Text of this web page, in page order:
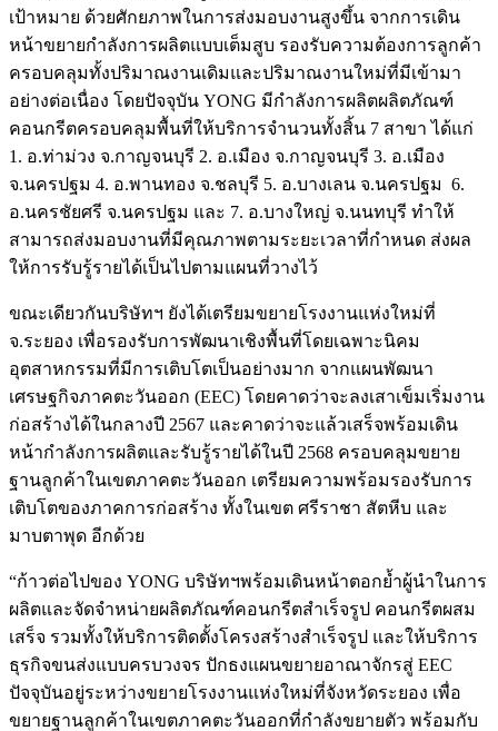
เป้าหมาย ด้วยศักยภาพในการส่งมอบงานสูงขึ้น จากการเดิน
หน้าขยายกำลังการผลิตแบบเต็มสูบ รองรับความต้องการลูกค้า
ครอบคลุมทั้งปริมาณงานเดิมและปริมาณงานใหม่ที่มีเข้ามา
อย่างต่อเนื่อง โดยปัจจุบัน YONG มีกำลังการผลิตผลิตภัณฑ์
คอนกรีตครอบคลุมพื้นที่ให้บริการจำนวนทั้งสิ้น 7 สาขา ได้แก่
1. อ.ท่าม่วง จ.กาญจนบุรี 2. อ.เมือง จ.กาญจนบุรี 3. อ.เมือง
จ.นครปฐม 4. อ.พานทอง จ.ชลบุรี 5. อ.บางเลน จ.นครปฐม 6.
อ.นครชัยศรี จ.นครปฐม และ 7. อ.บางใหญ่ จ.นนทบุรี ทำให้
สามารถส่งมอบงานที่มีคุณภาพตามระยะเวลาที่กำหนด ส่งผล
ให้การรับรู้รายได้เป็นไปตามแผนที่วางไว้
ขณะเดียวกันบริษัทฯ ยังได้เตรียมขยายโรงงานแห่งใหม่ที่
จ.ระยอง เพื่อรองรับการพัฒนาเชิงพื้นที่โดยเฉพาะนิคม
อุตสาหกรรมที่มีการเติบโตเป็นอย่างมาก จากแผนพัฒนา
เศรษฐกิจภาคตะวันออก (EEC) โดยคาดว่าจะลงเสาเข็มเริ่มงาน
ก่อสร้างได้ในกลางปี 2567 และคาดว่าจะแล้วเสร็จพร้อมเดิน
หน้ากำลังการผลิตและรับรู้รายได้ในปี 2568 ครอบคลุมขยาย
ฐานลูกค้าในเขตภาคตะวันออก เตรียมความพร้อมรองรับการ
เติบโตของภาคการก่อสร้าง ทั้งในเขต ศรีราชา สัตหีบ และ
มาบตาพุด อีกด้วย
“ก้าวต่อไปของ YONG บริษัทฯพร้อมเดินหน้าตอกย้ำผู้นำในการ
ผลิตและจัดจำหน่ายผลิตภัณฑ์คอนกรีตสำเร็จรูป คอนกรีตผสม
เสร็จ รวมทั้งให้บริการติดตั้งโครงสร้างสำเร็จรูป และให้บริการ
ธุรกิจขนส่งแบบครบวงจร ปักธงแผนขยายอาณาจักรสู่ EEC
ปัจจุบันอยู่ระหว่างขยายโรงงานแห่งใหม่ที่จังหวัดระยอง เพื่อ
ขยายฐานลูกค้าในเขตภาคตะวันออกที่กำลังขยายตัว พร้อมกับ